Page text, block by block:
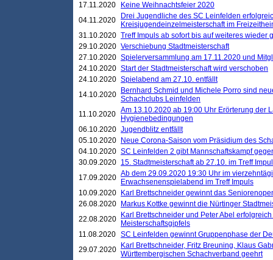
17.11.2020
Keine Weihnachtsfeier 2020
04.11.2020
Drei Jugendliche des SC Leinfelden
Kreisjugendeinzelmeisterschaft im
31.10.2020 Treff Impuls ab sofort bis auf weiteres wieder
29.10.2020 Verschiebung Stadtmeisterschaft
27.10.2020 Spielerversammlung am 17.11.2020 und
24.10.2020 Start der Stadtmeisterschaft wird verschoben
24.10.2020 Spielabend am 27.10. entfällt
14.10.2020
Bernhard Schmid und Michele Porro sind
Schachclubs Leinfelden
11.10.2020 Am 13.10.2020 ab 19:00 Uhr Erörterung der
Hygienebedingungen
06.10.2020 Jugendblitz entfällt
05.10.2020
Neue Corona-Saison vom Präsidium des
04.10.2020 SC Leinfelden 2 gibt Mannschaftskampf
30.09.2020 15. Stadtmeisterschaft ab 27.10. im Treff
17.09.2020 Ab dem 29.09.2020 19:30 Uhr im
Erwachsenenspielabend im Treff Impuls
10.09.2020
Karl Brettschneider gewinnt das
26.08.2020
Markus Kottke gewinnt die Nürtinger
22.08.2020
Karl Brettschneider und Peter Abel
Meisterschaftsgipfels
11.08.2020 SC Leinfelden gewinnt Gruppenphase der
29.07.2020
Karl Brettschneider, Fritz Breuning, Klaus
Württembergischen Schachverband geehrt